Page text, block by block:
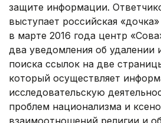
защите информации.
выступает российская
в марте 2016 года центр
два уведомления об удалении
поиска ссылок на две
который осуществляет
исследовательскую
проблем национализма и